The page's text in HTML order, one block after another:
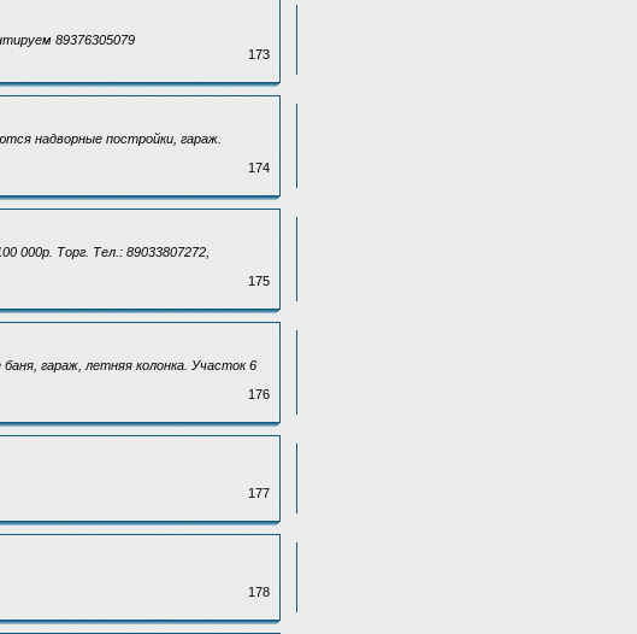
89376305079
173
надворные постройки, гараж.
174
000р. Торг. Тел.: 89033807272,
175
гараж, летняя колонка. Участок 6
176
177
178